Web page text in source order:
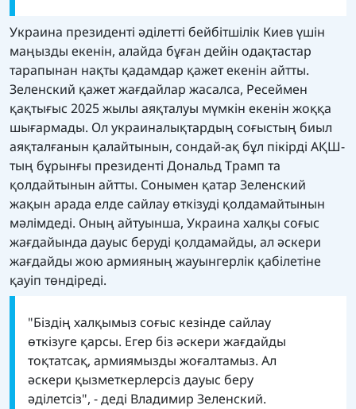
Украина президенті әділетті бейбітшілік Киев үшін
маңызды екенін, алайда бұған дейін одақтастар
тарапынан нақты қадамдар қажет екенін айтты.
Зеленский қажет жағдайлар жасалса, Ресеймен
қақтығыс 2025 жылы аяқталуы мүмкін екенін жоққа
шығармады. Ол украиналықтардың соғыстың биыл
аяқталғанын қалайтынын, сондай-ақ бұл пікірді АҚШ-
тың бұрынғы президенті Дональд Трамп та
қолдайтынын айтты. Сонымен қатар Зеленский
жақын арада елде сайлау өткізуді қолдамайтынын
мәлімдеді. Оның айтуынша, Украина халқы соғыс
жағдайында дауыс беруді қолдамайды, ал әскери
жағдайды жою армияның жауынгерлік қабілетіне
қауіп төндіреді.
"Біздің халқымыз соғыс кезінде сайлау
өткізуге қарсы. Егер біз әскери жағдайды
тоқтатсақ, армиямызды жоғалтамыз. Ал
әскери қызметкерлерсіз дауыс беру
әділетсіз", - деді Владимир Зеленский.